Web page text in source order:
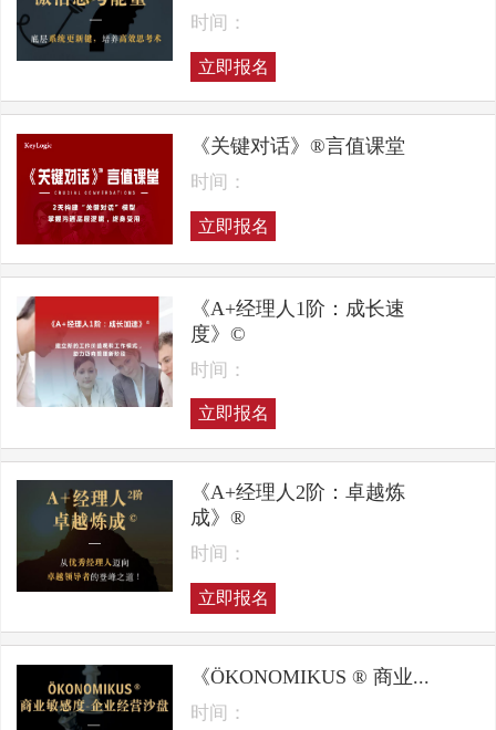
时间：
立即报名
《关键对话》®言值课堂
时间：
立即报名
《A+经理人1阶：成长速
度》©
时间：
立即报名
《A+经理人2阶：卓越炼
成》®
时间：
立即报名
《ÖKONOMIKUS ® 商业...
时间：